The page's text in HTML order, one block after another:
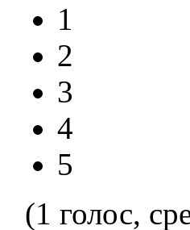
1
2
3
4
5
(1 голос,